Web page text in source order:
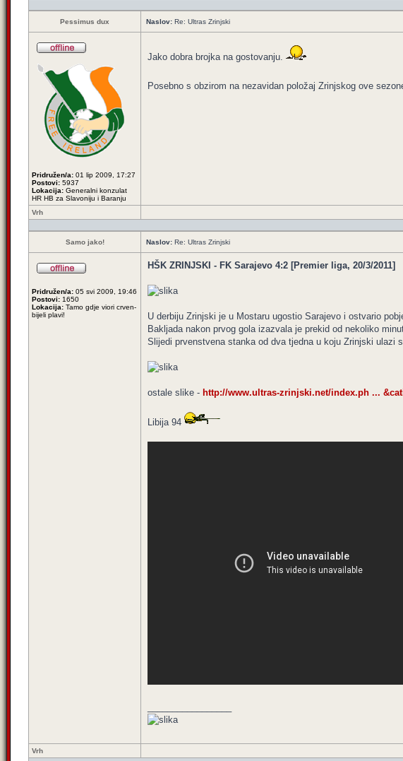
Pessimus dux Naslov: Re: Ultras Zrinjski
Pridružen/a: 01 lip 2009, 17:27
Postovi: 5937
Lokacija: Generalni konzulat
HR HB za Slavoniju i Baranju
Jako dobra brojka na gostovanju.
Posebno s obzirom na nezavidan položaj Zrinjskog ove
Vrh
Samo jako! Naslov: Re: Ultras Zrinjski
Pridružen/a: 05 svi 2009, 19:46
Postovi: 1650
Lokacija: Tamo gdje viori crven-
bijeli plavi!
HŠK ZRINJSKI - FK Sarajevo 4:2 [Premier liga, 20/3/2011]
U derbiju Zrinjski je u Mostaru ugostio Sarajevo i ostvario
Bakljada nakon prvog gola izazvala je prekid od nekoliko
Slijedi prvenstvena stanka od dva tjedna u koju Zrinjski ulazi
ostale slike - http://www.ultras-zrinjski.net/index.ph ...
Libija 94
Vrh